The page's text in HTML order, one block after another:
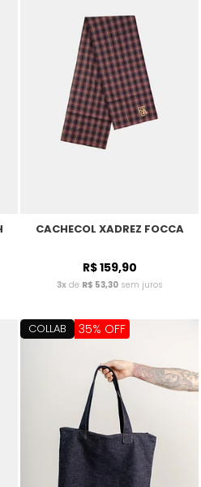
CACHECOL XADREZ FOCCA
R$ 159,90
3xde R$ 53,30sem juros
COLLAB 35% OFF